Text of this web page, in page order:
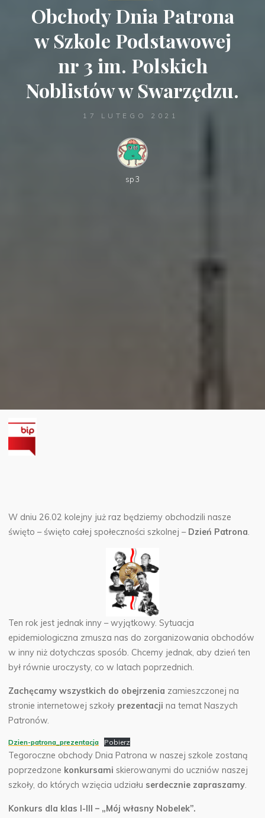
Obchody Dnia Patrona
w Szkole Podstawowej
nr 3 im. Polskich
Noblistów w Swarzędzu.
17 LUTEGO 2021
sp3
W dniu 26.02 kolejny już raz będziemy obchodzili nasze
święto – święto całej społeczności szkolnej – Dzień Patrona.
Ten rok jest jednak inny – wyjątkowy. Sytuacja
epidemiologiczna zmusza nas do zorganizowania obchodów
w inny niż dotychczas sposób. Chcemy jednak, aby dzień ten
był równie uroczysty, co w latach poprzednich.
Zachęcamy wszystkich do obejrzenia zamieszczonej na
stronie internetowej szkoły prezentacji na temat Naszych
Patronów.
Dzien-patrona_prezentacja Pobierz
Tegoroczne obchody Dnia Patrona w naszej szkole zostaną
poprzedzone konkursamiskierowanymi do uczniów naszej
szkoły, do których wzięcia udziału serdecznie zapraszamy.
Konkurs dla klas I-III – „Mój własny Nobelek”.